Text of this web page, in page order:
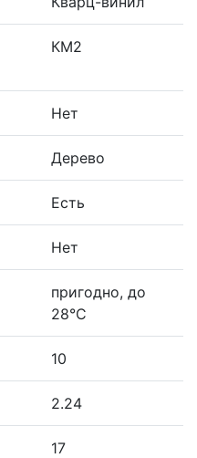
КМ2
Нет
Дерево
Есть
Нет
пригодно, до
28°С
10
2.24
17